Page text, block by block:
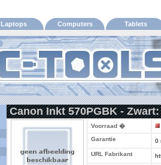
Laptops Computers Tablets
Canon Inkt 570PGBK - Zwart:
Voorraad �
Garantie
0
URL Fabrikant